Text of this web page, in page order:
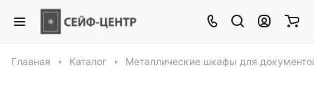
Главная Каталог Металлические шкафы для